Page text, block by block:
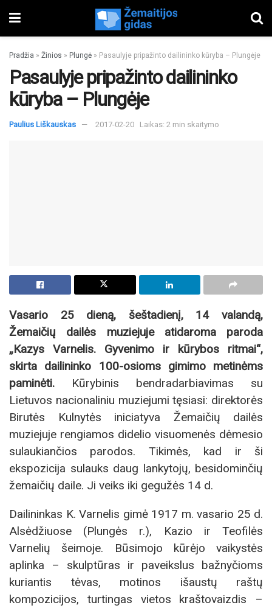
Pradžia » Žinios » Plungė » Pasaulyje pripažinto dailininko kūryba – Plungėje
Pasaulyje pripažinto dailininko
kūryba – Plungėje
Paulius Liškauskas 2017-02-20 Laikas: 2 min skaitymo
Vasario 25 dieną, šeštadienį, 14 valandą,
Žemaičių dailės muziejuje atidaroma paroda
„Kazys Varnelis. Gyvenimo ir kūrybos ritmai“,
skirta dailininko 100-osioms gimimo metinėms
paminėti. Kūrybinis bendradarbiavimas su
Lietuvos nacionaliniu muziejumi tęsiasi: direktorės
Birutės Kulnytės iniciatyva Žemaičių dailės
muziejuje rengiamos didelio visuomenės dėmesio
sulaukiančios parodos. Tikimės, kad ir ši
ekspozicija sulauks daug lankytojų, besidominčių
žemaičių daile. Ji veiks iki gegužės 14 d.
Dailininkas K. Varnelis gimė 1917 m. vasario 25 d.
Alsėdžiuose (Plungės r.), Kazio ir Teofilės
Varnelių šeimoje. Būsimojo kūrėjo vaikystės
aplinka – skulptūras ir paveikslus bažnyčioms
kuriantis tėvas, motinos išaustų raštų
kompozicijos, turtingas vietos kraštovaizdis –